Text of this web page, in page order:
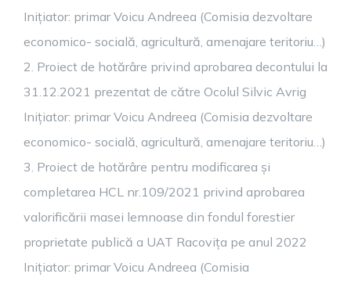
Inițiator: primar Voicu Andreea (Comisia dezvoltare
economico- socială, agricultură, amenajare teritoriu…)
2. Proiect de hotărâre privind aprobarea decontului la
31.12.2021 prezentat de către Ocolul Silvic Avrig
Inițiator: primar Voicu Andreea (Comisia dezvoltare
economico- socială, agricultură, amenajare teritoriu…)
3. Proiect de hotărâre pentru modificarea și
completarea HCL nr.109/2021 privind aprobarea
valorificării masei lemnoase din fondul forestier
proprietate publică a UAT Racovița pe anul 2022
Inițiator: primar Voicu Andreea (Comisia